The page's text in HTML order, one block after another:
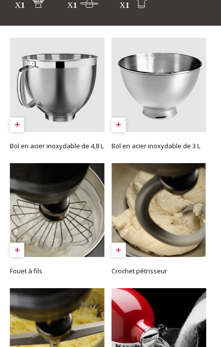
Bol en acier inoxydable de 4,8 L Bol en acier inoxydable de 3 L
Fouet à fils Crochet pétrisseur